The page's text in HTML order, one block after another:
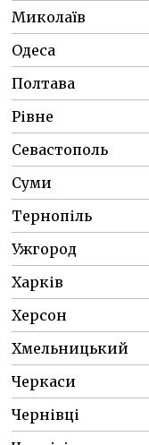
Миколаїв
Одеса
Полтава
Рівне
Севастополь
Суми
Тернопіль
Ужгород
Харків
Херсон
Хмельницький
Черкаси
Чернівці